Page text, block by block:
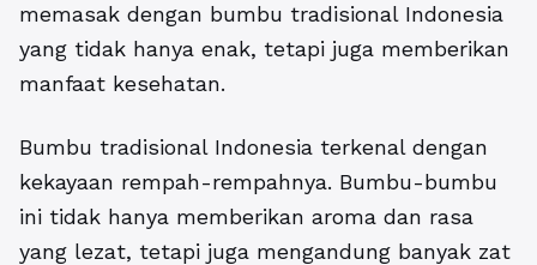
memasak dengan bumbu tradisional Indonesia
yang tidak hanya enak, tetapi juga memberikan
manfaat kesehatan.
Bumbu tradisional Indonesia terkenal dengan
kekayaan rempah-rempahnya. Bumbu-bumbu
ini tidak hanya memberikan aroma dan rasa
yang lezat, tetapi juga mengandung banyak zat